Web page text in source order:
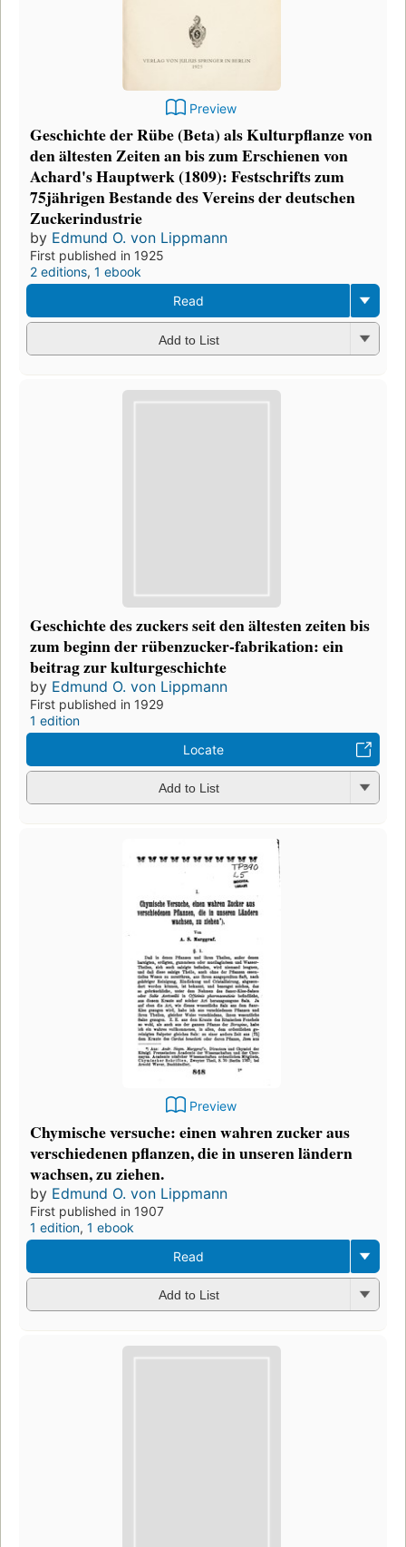
Preview
Geschichte der Rübe (Beta) als Kulturpflanze von
den ältesten Zeiten an bis zum Erschienen von
Achard's Hauptwerk (1809): Festschrifts zum
75jährigen Bestande des Vereins der deutschen
Zuckerindustrie
by Edmund O. von Lippmann
First published in 1925
2 editions, 1 ebook
Read
Add to List
Geschichte des zuckers seit den ältesten zeiten bis
zum beginn der rübenzucker-fabrikation: ein
beitrag zur kulturgeschichte
by Edmund O. von Lippmann
First published in 1929
1 edition
Locate
Add to List
Preview
Chymische versuche: einen wahren zucker aus
verschiedenen pflanzen, die in unseren ländern
wachsen, zu ziehen.
by Edmund O. von Lippmann
First published in 1907
1 edition, 1 ebook
Read
Add to List